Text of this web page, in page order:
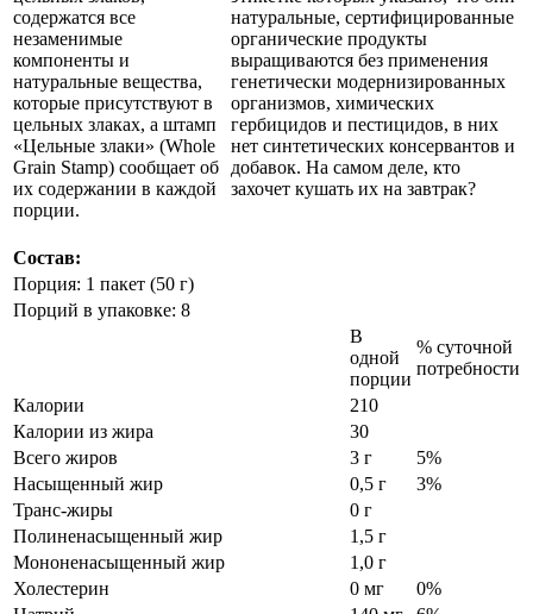
содержатся все
незаменимые
компоненты и
натуральные вещества,
которые присутствуют в
цельных злаках, а штамп
«Цельные злаки» (Whole
Grain Stamp) сообщает об
их содержании в каждой
порции.
натуральные, сертифицированные
органические продукты
выращиваются без применения
генетически модернизированных
организмов, химических
гербицидов и пестицидов, в них
нет синтетических консервантов и
добавок. На самом деле, кто
захочет кушать их на завтрак?
Cостав:
Порция: 1 пакет (50 г)
Порций в упаковке: 8
В
одной
порции
% суточной
потребности
Калории
210
Калории из жира
30
Всего жиров
3 г
5%
Насыщенный жир
0,5 г
3%
Транс-жиры
0 г
Полиненасыщенный жир
1,5 г
Мононенасыщенный жир
1,0 г
Холестерин
0 мг
0%